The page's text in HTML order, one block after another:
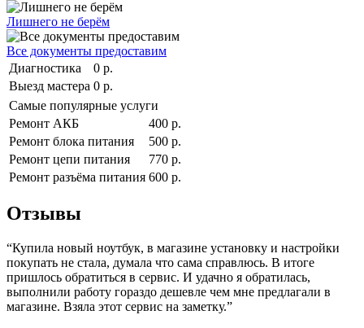
Лишнего не берём
Все документы предоставим
Диагностика
0 р.
Выезд мастера 0 р.
Самые популярные услуги
Ремонт АКБ
400 р.
Ремонт блока питания
500 р.
Ремонт цепи питания
770 р.
Ремонт разъёма питания 600 р.
Отзывы
“Купила новый ноутбук, в магазине установку и настройки
покупать не стала, думала что сама справлюсь. В итоге
пришлось обратиться в сервис. И удачно я обратилась,
выполнили работу гораздо дешевле чем мне предлагали в
магазине. Взяла этот сервис на заметку.”